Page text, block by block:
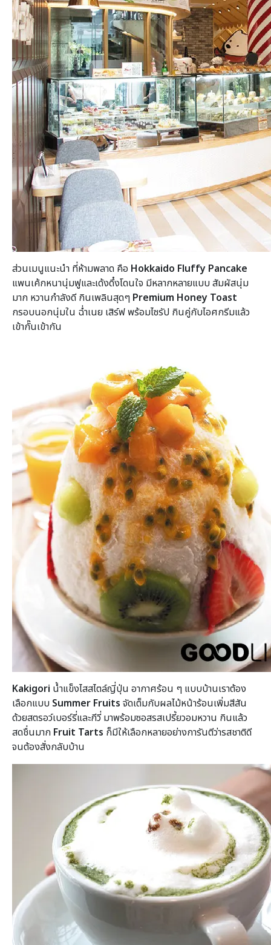
ส่วนเมนูแนะนำ ที่ห้ามพลาด คือ Hokkaido Fluffy Pancake
แพนเค้กหนานุ่มฟูและเด้งดึ๋งโดนใจ มีหลากหลายแบบ สัมผัสนุ่ม
มาก หวานกำลังดี กินเพลินสุดๆ Premium Honey Toast
กรอบนอกนุ่มใน ฉ่ำเนย เสิร์ฟ พร้อมไซรัป กินคู่กับไอศกรีมแล้ว
เข้ากั๊นเข้ากัน
Kakigori น้ำแข็งไสสไตล์ญี่ปุ่น อากาศร้อน ๆ แบบบ้านเราต้อง
เลือกแบบ Summer Fruits จัดเต็มกับผลไม้หน้าร้อนเพิ่มสีสัน
ด้วยสตรอว์เบอร์รี่และกีวี่ มาพร้อมซอสรสเปรี้ยวอมหวาน กินแล้ว
สดชื่นมาก Fruit Tarts ก็มีให้เลือกหลายอย่างการันตีว่ารสชาติดี
จนต้องสั่งกลับบ้าน